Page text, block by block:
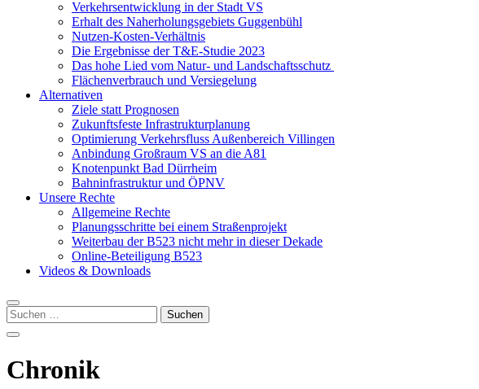
Verkehrsentwicklung in der Stadt VS
Erhalt des Naherholungsgebiets Guggenbühl
Nutzen-Kosten-Verhältnis
Die Ergebnisse der T&E-Studie 2023
Das hohe Lied vom Natur- und Landschaftsschutz
Flächenverbrauch und Versiegelung
Alternativen
Ziele statt Prognosen
Zukunftsfeste Infrastrukturplanung
Optimierung Verkehrsfluss Außenbereich Villingen
Anbindung Großraum VS an die A81
Knotenpunkt Bad Dürrheim
Bahninfrastruktur und ÖPNV
Unsere Rechte
Allgemeine Rechte
Planungsschritte bei einem Straßenprojekt
Weiterbau der B523 nicht mehr in dieser Dekade
Online-Beteiligung B523
Videos & Downloads
Suchen
nach:
Chronik